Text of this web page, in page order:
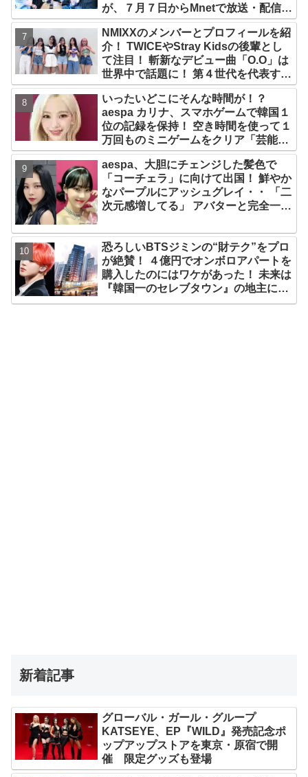
が、７月７日からMnetで放送・配信ス
タート
NMIXXのメンバーとプロフィールを紹
介！ TWICEやStray Kidsの後輩とし
て注目！ 斬新なデビュー曲「O.O」は
世界中で話題に！ 第４世代を代表する
美女ソリュンをはじめ、全員ビジュア
ルメンバーといわれるその魅力をチェ
ック
いったいどこにそんな時間が！？
aespa カリナ、スマホゲームで韓国１
位の記録を保持！ 空き時間を使って１
万回ものミニゲームをクリア「芸能人
たちが時間がないと言っているのは全
部嘘」
aespa、大胆にチェンジした髪色で
「コーチェラ」に向けて出国！ 鮮やか
なパープルにアッシュグレイ・・ 「二
次元感増してる」 アバターと完全一致
恐ろしいBTSジミンの“財テク”をプロ
が絶賛！ ４億円でオンボロアパートを
購入したのにはワケがあった！ 未来は
『韓国一のセレブタウン』の地主にな
るってホント？
新着記事
グローバル・ガール・グループ
KATSEYE、EP『WILD』発売記念ポ
ップアップストアを東京・原宿で開
催 限定グッズも登場